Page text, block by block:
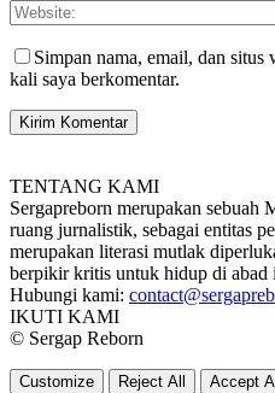
Simpan nama, email, dan
kali saya berkomentar.
TENTANG KAMI
Sergapreborn merupakan sebuah
ruang jurnalistik, sebagai entitas
merupakan literasi mutlak
berpikir kritis untuk hidup di abad
Hubungi kami:
IKUTI KAMI
© Sergap Reborn
Customize Reject All Accept All